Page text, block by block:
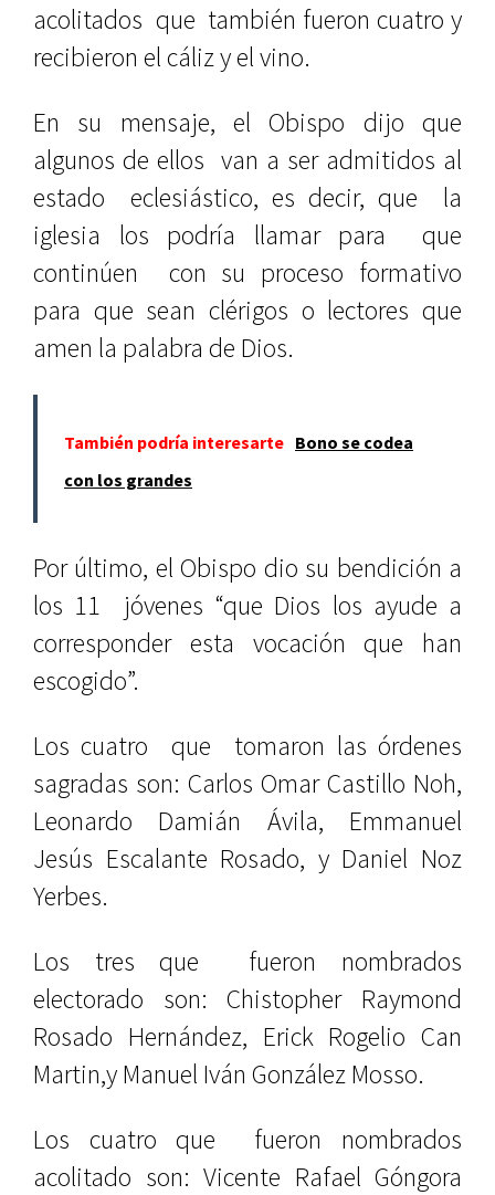
acolitados que también fueron cuatro y
recibieron el cáliz y el vino.
En su mensaje, el Obispo dijo que
algunos de ellos van a ser admitidos al
estado eclesiástico, es decir, que la
iglesia los podría llamar para que
continúen con su proceso formativo
para que sean clérigos o lectores que
amen la palabra de Dios.
También podría interesarte Bono se codea
con los grandes
Por último, el Obispo dio su bendición a
los 11 jóvenes “que Dios los ayude a
corresponder esta vocación que han
escogido”.
Los cuatro que tomaron las órdenes
sagradas son: Carlos Omar Castillo Noh,
Leonardo Damián Ávila, Emmanuel
Jesús Escalante Rosado, y Daniel Noz
Yerbes.
Los tres que fueron nombrados
electorado son: Chistopher Raymond
Rosado Hernández, Erick Rogelio Can
Martin,y Manuel Iván González Mosso.
Los cuatro que fueron nombrados
acolitado son: Vicente Rafael Góngora